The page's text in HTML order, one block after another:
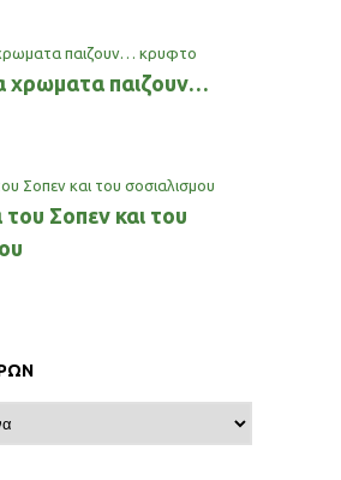
χρωματα παιζουν…
Σοπεν και του